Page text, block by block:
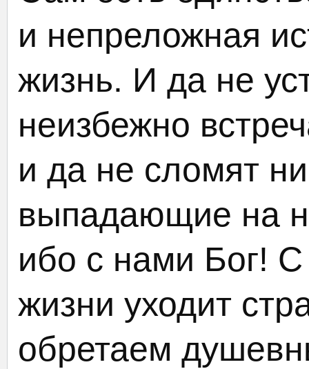
и непреложная
жизнь. И да не
неизбежно
и да не сломят
выпадающие на
ибо с нами Бог!
жизни уходит
обретаем